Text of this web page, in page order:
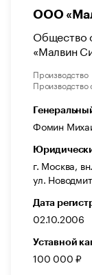
ООО
Общество
«Малвин
Производство
Производство
Фомин
г. Москва,
ул.
Дата
02.10.2006
Уставной
100 000 ₽